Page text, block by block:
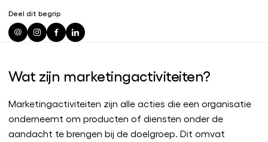
Deel dit begrip
Wat zijn marketingactiviteiten?
Marketingactiviteiten zijn alle acties die een organisatie
onderneemt om producten of diensten onder de
aandacht te brengen bij de doelgroep. Dit omvat